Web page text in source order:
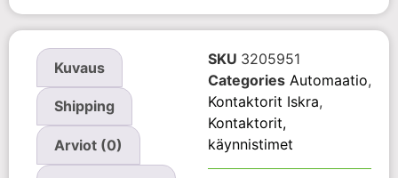
Kuvaus
Shipping
Arviot (0)
SKU 3205951
Categories Automaatio,
Kontaktorit Iskra,
Kontaktorit,
käynnistimet